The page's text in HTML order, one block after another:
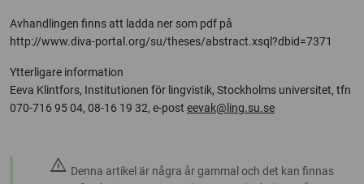
Avhandlingen finns att ladda ner som pdf på
http://www.diva-portal.org/su/theses/abstract.xsql?dbid=7371
Ytterligare information
Eeva Klintfors, Institutionen för lingvistik, Stockholms universitet, tfn
070-716 95 04, 08-16 19 32, e-post eevak@ling.su.se
warning Denna artikel är några år gammal och det kan finnas